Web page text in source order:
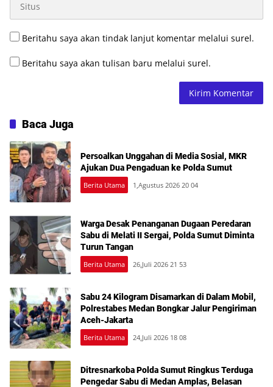
Beritahu saya akan tindak lanjut komentar melalui surel.
Beritahu saya akan tulisan baru melalui surel.
Baca Juga
Persoalkan Unggahan di Media Sosial, MKR
Ajukan Dua Pengaduan ke Polda Sumut
Berita Utama 1,Agustus 2026 20 04
Warga Desak Penanganan Dugaan Peredaran
Sabu di Melati II Sergai, Polda Sumut Diminta
Turun Tangan
Berita Utama 26,Juli 2026 21 53
Sabu 24 Kilogram Disamarkan di Dalam Mobil,
Polrestabes Medan Bongkar Jalur Pengiriman
Aceh-Jakarta
Berita Utama 24,Juli 2026 18 08
Ditresnarkoba Polda Sumut Ringkus Terduga
Pengedar Sabu di Medan Amplas, Belasan